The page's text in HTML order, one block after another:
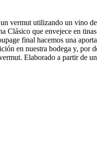
vermut utilizando un vino
Clásico que envejece en
final hacemos una
en nuestra bodega y, por
Elaborado a partir de